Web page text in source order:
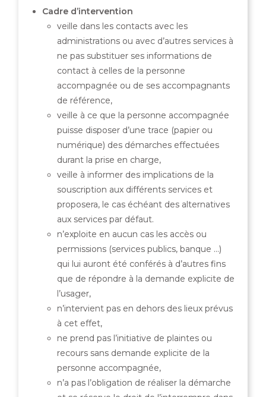
Cadre d’intervention
veille dans les contacts avec les
administrations ou avec d’autres services à
ne pas substituer ses informations de
contact à celles de la personne
accompagnée ou de ses accompagnants
de référence,
veille à ce que la personne accompagnée
puisse disposer d’une trace (papier ou
numérique) des démarches effectuées
durant la prise en charge,
veille à informer des implications de la
souscription aux différents services et
proposera, le cas échéant des alternatives
aux services par défaut.
n’exploite en aucun cas les accès ou
permissions (services publics, banque …)
qui lui auront été conférés à d’autres fins
que de répondre à la demande explicite de
l’usager,
n’intervient pas en dehors des lieux prévus
à cet effet,
ne prend pas l’initiative de plaintes ou
recours sans demande explicite de la
personne accompagnée,
n’a pas l’obligation de réaliser la démarche